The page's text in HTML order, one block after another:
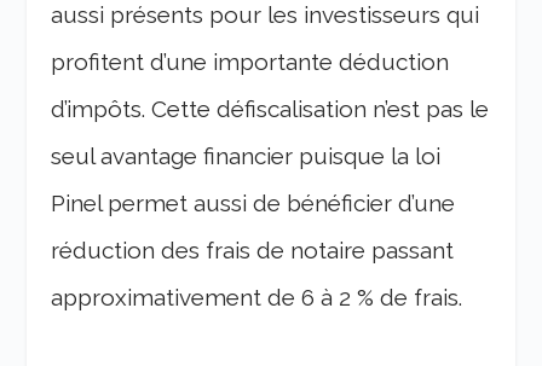
aussi présents pour les investisseurs qui
profitent d’une importante déduction
d’impôts. Cette défiscalisation n’est pas le
seul avantage financier puisque la loi
Pinel permet aussi de bénéficier d’une
réduction des frais de notaire passant
approximativement de 6 à 2 % de frais.